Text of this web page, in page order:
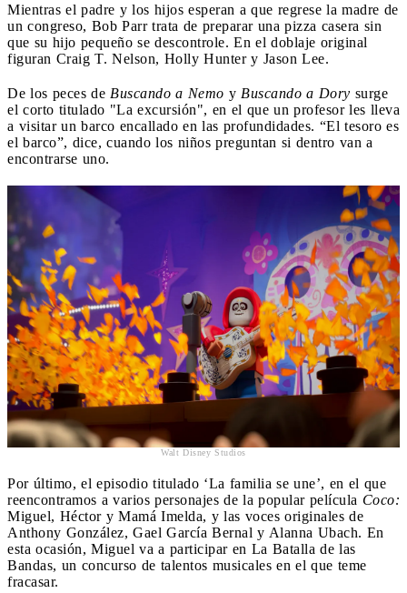
Mientras el padre y los hijos esperan a que regrese la madre de
un congreso, Bob Parr trata de preparar una pizza casera sin
que su hijo pequeño se descontrole. En el doblaje original
figuran Craig T. Nelson, Holly Hunter y Jason Lee.
De los peces de Buscando a Nemo y Buscando a Dory surge
el corto titulado "La excursión", en el que un profesor les lleva
a visitar un barco encallado en las profundidades. “El tesoro es
el barco”, dice, cuando los niños preguntan si dentro van a
encontrarse uno.
Walt Disney Studios
Por último, el episodio titulado ‘La familia se une’, en el que
reencontramos a varios personajes de la popular película Coco:
Miguel, Héctor y Mamá Imelda, y las voces originales de
Anthony González, Gael García Bernal y Alanna Ubach. En
esta ocasión, Miguel va a participar en La Batalla de las
Bandas, un concurso de talentos musicales en el que teme
fracasar.